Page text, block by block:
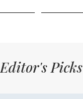
Editor's Picks